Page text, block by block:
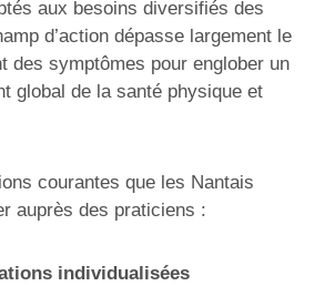
aux besoins diversifiés des
d’action dépasse largement le
des symptômes pour englober un
global de la santé physique et
courantes que les Nantais
auprès des praticiens :
individualisées